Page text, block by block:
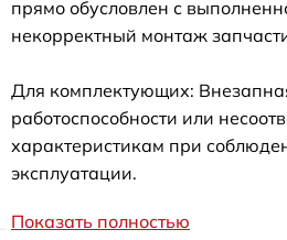
прямо обусловлен с
некорректный монтаж
Для комплектующих:
работоспособности или
характеристикам при
эксплуатации.
Показать полностью